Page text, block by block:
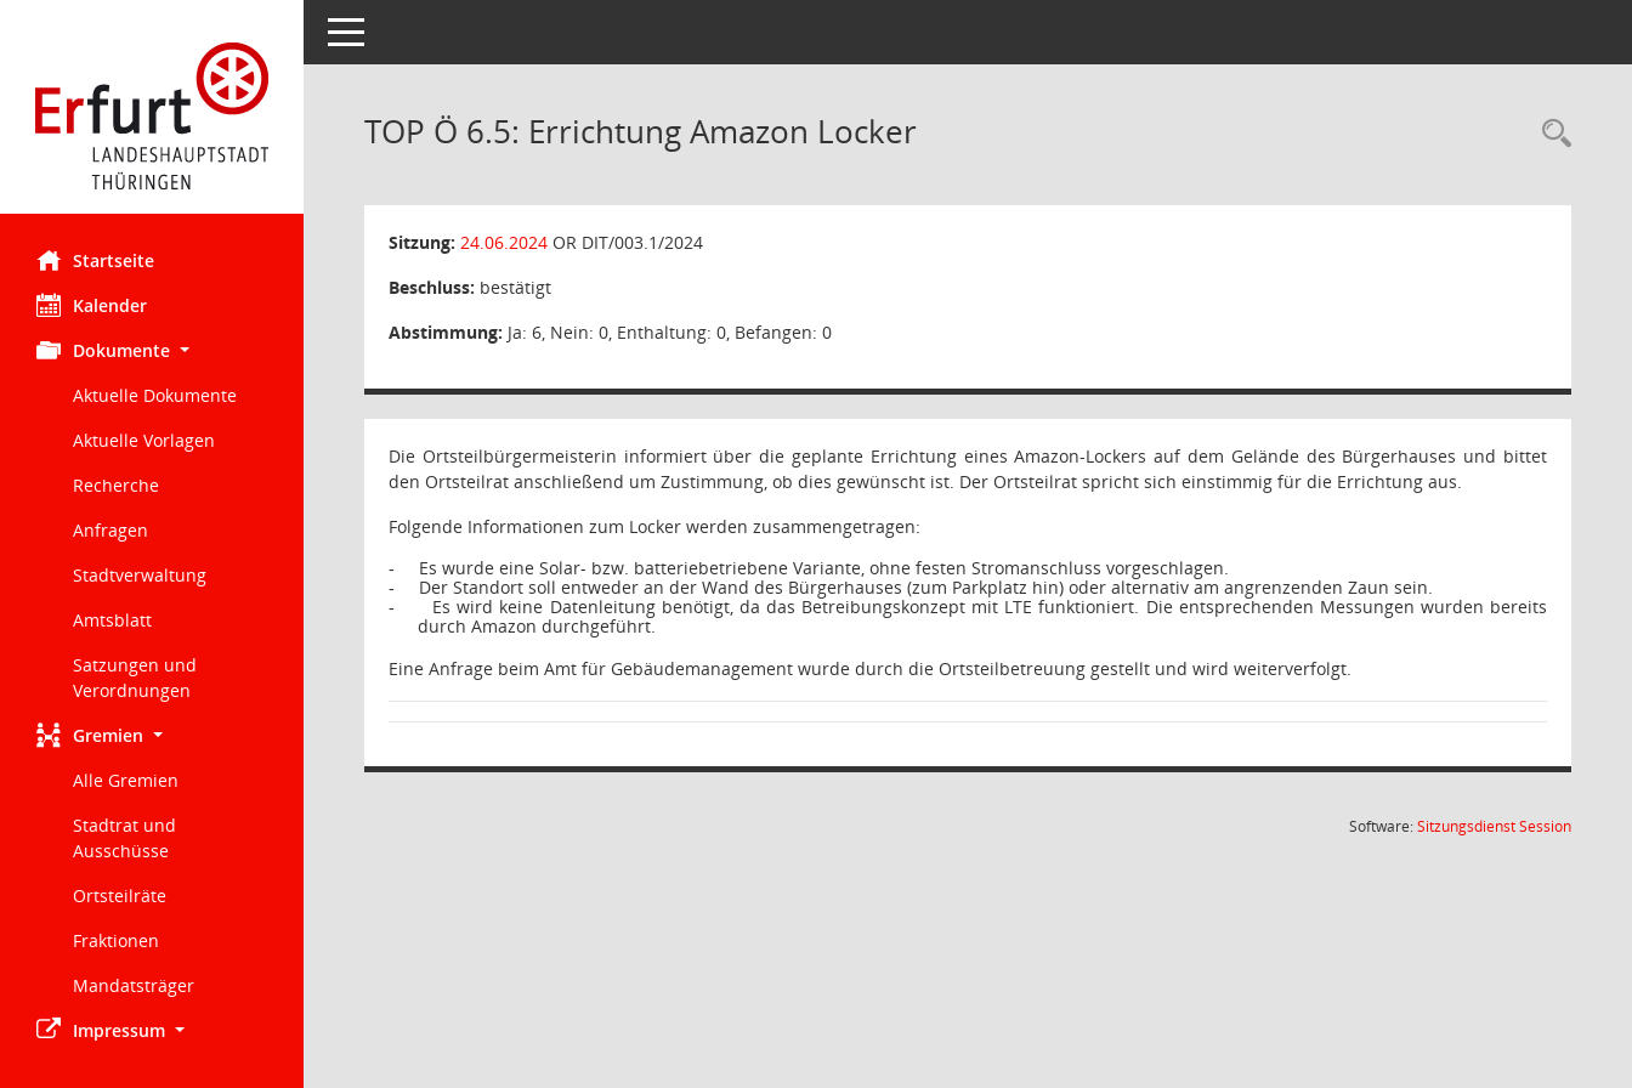
Startseite
Kalender
Dokumente
Aktuelle Dokumente
Aktuelle Vorlagen
Recherche
Anfragen
Stadtverwaltung
Amtsblatt
Satzungen und
Verordnungen
Gremien
Alle Gremien
Stadtrat und
Ausschüsse
Ortsteilräte
Fraktionen
Mandatsträger
Impressum
Toggle navigation
TOP Ö 6.5: Errichtung Amazon Locker
Sitzung: 24.06.2024 OR DIT/003.1/2024
Beschluss: bestätigt
Abstimmung: Ja: 6, Nein: 0, Enthaltung: 0, Befangen: 0
Die Ortsteilbürgermeisterin informiert über die geplante Errichtung eines Amazon-Lockers auf dem Gelände des Bürgerhauses und bittet
den Ortsteilrat anschließend um Zustimmung, ob dies gewünscht ist. Der Ortsteilrat spricht sich einstimmig für die Errichtung aus.
Folgende Informationen zum Locker werden zusammengetragen:
- Es wurde eine Solar- bzw. batteriebetriebene Variante, ohne festen Stromanschluss vorgeschlagen.
- Der Standort soll entweder an der Wand des Bürgerhauses (zum Parkplatz hin) oder alternativ am angrenzenden Zaun sein.
-
Es wird keine Datenleitung benötigt, da das Betreibungskonzept mit LTE funktioniert. Die entsprechenden Messungen wurden bereits
durch Amazon durchgeführt.
Eine Anfrage beim Amt für Gebäudemanagement wurde durch die Ortsteilbetreuung gestellt und wird weiterverfolgt.
Software:SitzungsdienstSession(Wird in